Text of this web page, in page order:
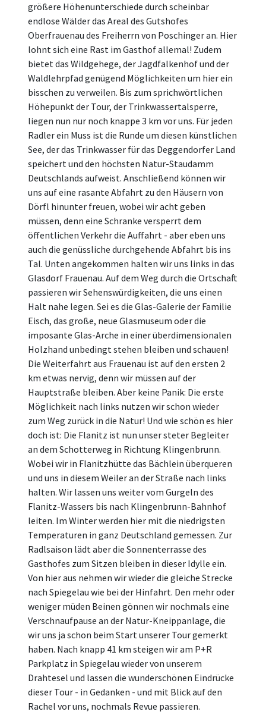
größere Höhenunterschiede durch scheinbar
endlose Wälder das Areal des Gutshofes
Oberfrauenau des Freiherrn von Poschinger an. Hier
lohnt sich eine Rast im Gasthof allemal! Zudem
bietet das Wildgehege, der Jagdfalkenhof und der
Waldlehrpfad genügend Möglichkeiten um hier ein
bisschen zu verweilen. Bis zum sprichwörtlichen
Höhepunkt der Tour, der Trinkwassertalsperre,
liegen nun nur noch knappe 3 km vor uns. Für jeden
Radler ein Muss ist die Runde um diesen künstlichen
See, der das Trinkwasser für das Deggendorfer Land
speichert und den höchsten Natur-Staudamm
Deutschlands aufweist. Anschließend können wir
uns auf eine rasante Abfahrt zu den Häusern von
Dörfl hinunter freuen, wobei wir acht geben
müssen, denn eine Schranke versperrt dem
öffentlichen Verkehr die Auffahrt - aber eben uns
auch die genüssliche durchgehende Abfahrt bis ins
Tal. Unten angekommen halten wir uns links in das
Glasdorf Frauenau. Auf dem Weg durch die Ortschaft
passieren wir Sehenswürdigkeiten, die uns einen
Halt nahe legen. Sei es die Glas-Galerie der Familie
Eisch, das große, neue Glasmuseum oder die
imposante Glas-Arche in einer überdimensionalen
Holzhand unbedingt stehen bleiben und schauen!
Die Weiterfahrt aus Frauenau ist auf den ersten 2
km etwas nervig, denn wir müssen auf der
Hauptstraße bleiben. Aber keine Panik: Die erste
Möglichkeit nach links nutzen wir schon wieder
zum Weg zurück in die Natur! Und wie schön es hier
doch ist: Die Flanitz ist nun unser steter Begleiter
an dem Schotterweg in Richtung Klingenbrunn.
Wobei wir in Flanitzhütte das Bächlein überqueren
und uns in diesem Weiler an der Straße nach links
halten. Wir lassen uns weiter vom Gurgeln des
Flanitz-Wassers bis nach Klingenbrunn-Bahnhof
leiten. Im Winter werden hier mit die niedrigsten
Temperaturen in ganz Deutschland gemessen. Zur
Radlsaison lädt aber die Sonnenterrasse des
Gasthofes zum Sitzen bleiben in dieser Idylle ein.
Von hier aus nehmen wir wieder die gleiche Strecke
nach Spiegelau wie bei der Hinfahrt. Den mehr oder
weniger müden Beinen gönnen wir nochmals eine
Verschnaufpause an der Natur-Kneippanlage, die
wir uns ja schon beim Start unserer Tour gemerkt
haben. Nach knapp 41 km steigen wir am P+R
Parkplatz in Spiegelau wieder von unserem
Drahtesel und lassen die wunderschönen Eindrücke
dieser Tour - in Gedanken - und mit Blick auf den
Rachel vor uns, nochmals Revue passieren.